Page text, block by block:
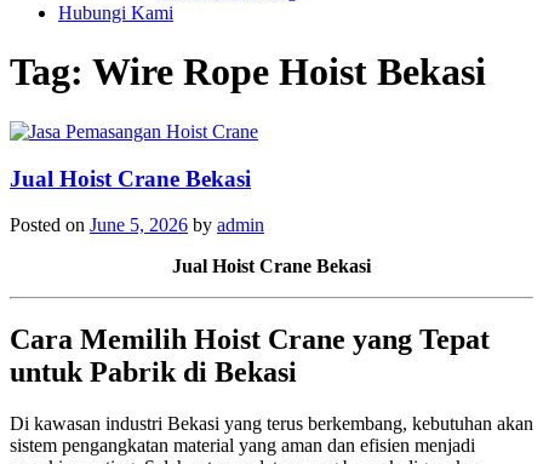
Hubungi Kami
Tag: Wire Rope Hoist Bekasi
Jual Hoist Crane Bekasi
Posted on June 5, 2026 by admin
Jual Hoist Crane Bekasi
Cara Memilih Hoist Crane yang Tepat
untuk Pabrik di Bekasi
Di kawasan industri Bekasi yang terus berkembang, kebutuhan akan
sistem pengangkatan material yang aman dan efisien menjadi